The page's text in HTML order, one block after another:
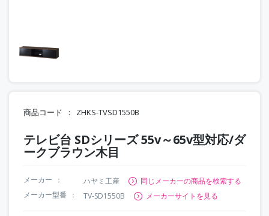
商品コード ZHKS-TVSD1550B
テレビ台 SDシリーズ 55v～65v型対応/ダ
ークブラウン木目
メーカー ハヤミ工産
同じメーカーの商品を検索する
メーカー型番
TV-SD1550B メーカーサイトを見る